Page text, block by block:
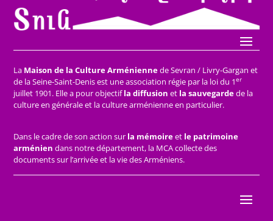
La Maison de la Culture Arméniennede Sevran / Livry-Gargan et
de la Seine-Saint-Denis est une association régie par la loi du 1er
juillet 1901. Elle a pour objectifla diffusion et la sauvegardede la
culture en générale et la culture arménienne en particulier.
Dans le cadre de son action sur la mémoireet le patrimoine
arménien dans notre département, la MCA collecte des
documents sur l’arrivée et la vie des Arméniens.